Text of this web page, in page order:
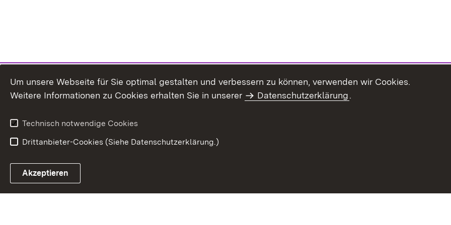
Um unsere Webseite für Sie optimal gestalten und verbessern zu können, verwenden wir Cookies.
Weitere Informationen zu Cookies erhalten Sie in unserer
Datenschutzerklärung.
Technisch notwendige Cookies
Drittanbieter-Cookies (Siehe Datenschutzerklärung.)
Akzeptieren